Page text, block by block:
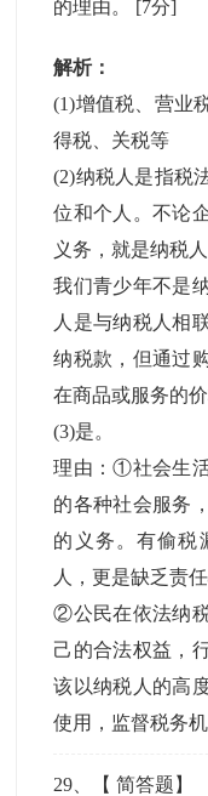
的理由。 [7分]
解析：
(1)增值税、营业
得税、关税等
(2)纳税人是指税
位和个人。不论
义务，就是纳税人
我们青少年不是
人是与纳税人相
纳税款，但通过
在商品或服务的
(3)是。
理由：①社会生
的各种社会服务
的义务。有偷税
人，更是缺乏责
②公民在依法纳
己的合法权益，
该以纳税人的高
使用，监督税务
29 、【简答题 】